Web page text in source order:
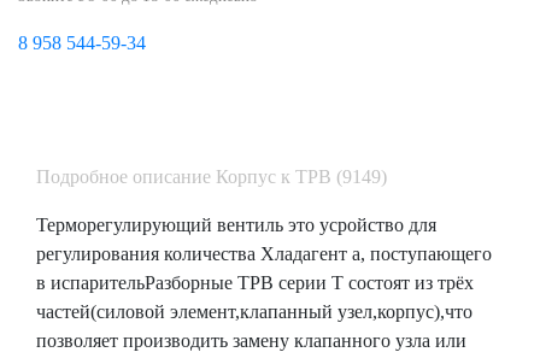
8 958 544-59-34
Подробное описание Корпус к ТРВ (9149)
Терморегулирующий вентиль это усройство для
регулирования количества Хладагент а, поступающего
в испарительРазборные ТРВ серии Т состоят из трёх
частей(силовой элемент,клапанный узел,корпус),что
позволяет производить замену клапанного узла или